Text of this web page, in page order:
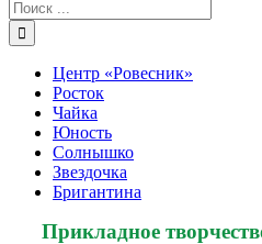
Результат
поиска:
Центр «Ровесник»
Росток
Чайка
Юность
Солнышко
Звездочка
Бригантина
Прикладное